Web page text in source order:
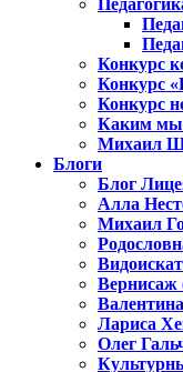
Конкурс
Конкурс
Конкурс
Каким мы
Михаил
Блоги
Блог
Алла
Михаил
Вернисаж
Лариса
Олег